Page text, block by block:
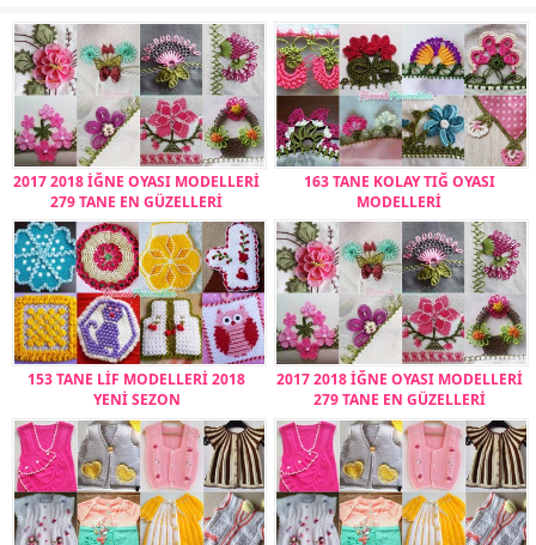
2017 2018 İĞNE OYASI MODELLERİ
279 TANE EN GÜZELLERİ
163 TANE KOLAY TIĞ OYASI
MODELLERİ
153 TANE LİF MODELLERİ 2018
YENİ SEZON
2017 2018 İĞNE OYASI MODELLERİ
279 TANE EN GÜZELLERİ